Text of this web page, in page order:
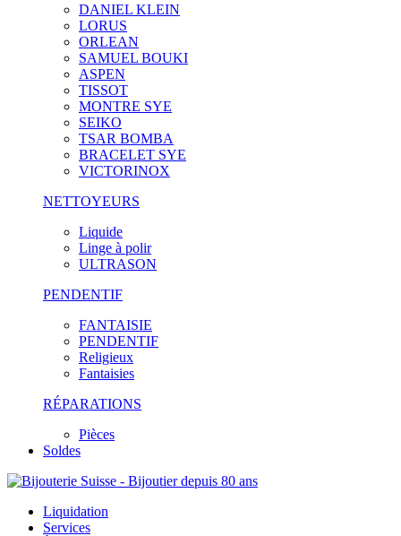
DANIEL KLEIN
LORUS
ORLEAN
SAMUEL BOUKI
ASPEN
TISSOT
MONTRE SYE
SEIKO
TSAR BOMBA
BRACELET SYE
VICTORINOX
NETTOYEURS
Liquide
Linge à polir
ULTRASON
PENDENTIF
FANTAISIE
PENDENTIF
Religieux
Fantaisies
RÉPARATIONS
Pièces
Soldes
Liquidation
Services